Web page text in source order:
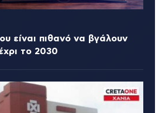
είναι πιθανό να βγάλουν
το 2030